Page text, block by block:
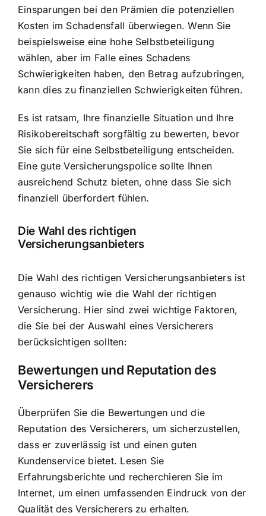
Einsparungen bei den Prämien die potenziellen
Kosten im Schadensfall überwiegen. Wenn Sie
beispielsweise eine hohe Selbstbeteiligung
wählen, aber im Falle eines Schadens
Schwierigkeiten haben, den Betrag aufzubringen,
kann dies zu finanziellen Schwierigkeiten führen.
Es ist ratsam, Ihre finanzielle Situation und Ihre
Risikobereitschaft sorgfältig zu bewerten, bevor
Sie sich für eine Selbstbeteiligung entscheiden.
Eine gute Versicherungspolice sollte Ihnen
ausreichend Schutz bieten, ohne dass Sie sich
finanziell überfordert fühlen.
Die Wahl des richtigen
Versicherungsanbieters
Die Wahl des richtigen Versicherungsanbieters ist
genauso wichtig wie die Wahl der richtigen
Versicherung. Hier sind zwei wichtige Faktoren,
die Sie bei der Auswahl eines Versicherers
berücksichtigen sollten:
Bewertungen und Reputation des
Versicherers
Überprüfen Sie die Bewertungen und die
Reputation des Versicherers, um sicherzustellen,
dass er zuverlässig ist und einen guten
Kundenservice bietet. Lesen Sie
Erfahrungsberichte und recherchieren Sie im
Internet, um einen umfassenden Eindruck von der
Qualität des Versicherers zu erhalten.